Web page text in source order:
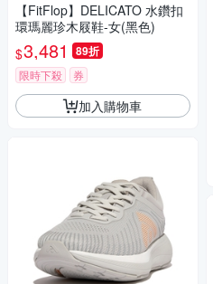
【FitFlop】DELICATO 水鑽扣
環瑪麗珍木屐鞋-女(黑色)
$3,481 89折
限時下殺 券
加入購物車